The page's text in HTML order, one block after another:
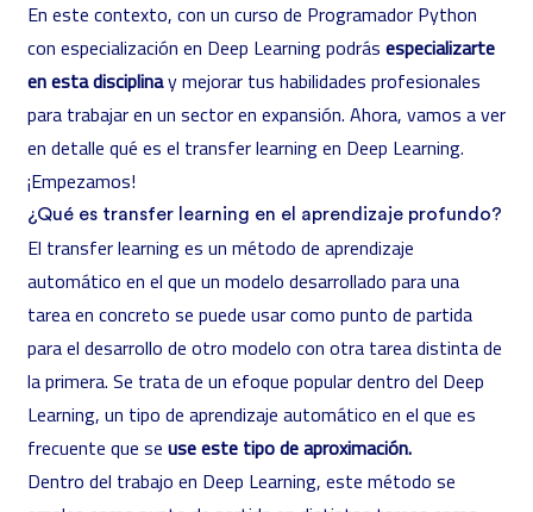
En este contexto, con un curso de Programador Python
con especialización en Deep Learningpodrás especializarte
en esta disciplinay mejorar tus habilidades profesionales
para trabajar en un sector en expansión. Ahora, vamos a ver
en detalle qué es el transfer learning en Deep Learning.
¡Empezamos!
¿Qué es transfer learning en el aprendizaje profundo?
El transfer learning es un método de aprendizaje
automático en el que un modelo desarrollado para una
tarea en concreto se puede usar como punto de partida
para el desarrollo de otro modelo con otra tarea distinta de
la primera. Se trata de un efoque popular dentro del Deep
Learning, un tipo de aprendizaje automático en el que es
frecuente que se use este tipo de aproximación.
Dentro del trabajo en Deep Learning, este método se